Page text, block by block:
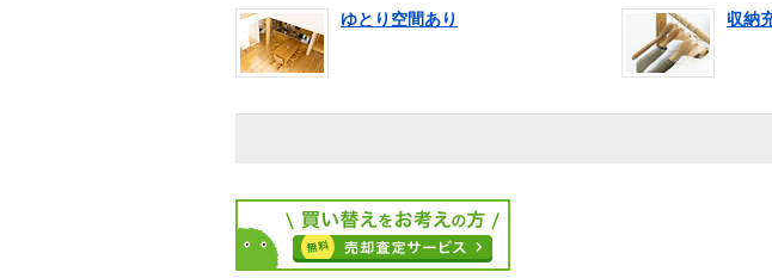
ゆとり空間あり 収納